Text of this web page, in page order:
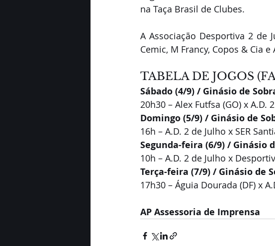
na Taça Brasil de Clubes.
A Associação Desportiva 2 de
Cemic, M Francy, Copos & Cia
TABELA DE JOGOS
Sábado (4/9) / Ginásio de
20h30 – Alex Futfsa (GO) x A.D.
Domingo (5/9) / Ginásio de
16h – A.D. 2 de Julho x SER
Segunda-feira (6/9) / Ginásio
10h – A.D. 2 de Julho x
Terça-feira (7/9) / Ginásio de
17h30 – Águia Dourada (DF) x
AP Assessoria de Imprensa